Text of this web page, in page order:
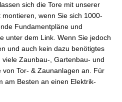
sich die Tore mit unserer
wenn Sie sich 1000-
Fundamentpläne und
unter dem Link. Wenn Sie jedoch
und auch kein dazu benötigtes
Zaunbau-, Gartenbau- und
Tor- & Zaunanlagen an. Für
am Besten an einen Elektrik-